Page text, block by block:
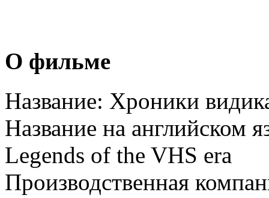
О фильме
Название: Хроники
Название на английском
Legends of the VHS era
Производственная